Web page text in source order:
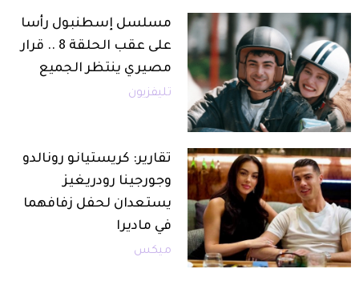
مسلسل إسطنبول رأسا
على عقب الحلقة 8 .. قرار
مصيري ينتظر الجميع
تليفزيون
تقارير: كريستيانو رونالدو
وجورجينا رودريغيز
يستعدان لحفل زفافهما
في ماديرا
ميكس